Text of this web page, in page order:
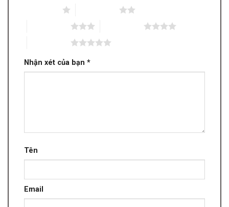
Nhận xét của bạn *
Tên
Email